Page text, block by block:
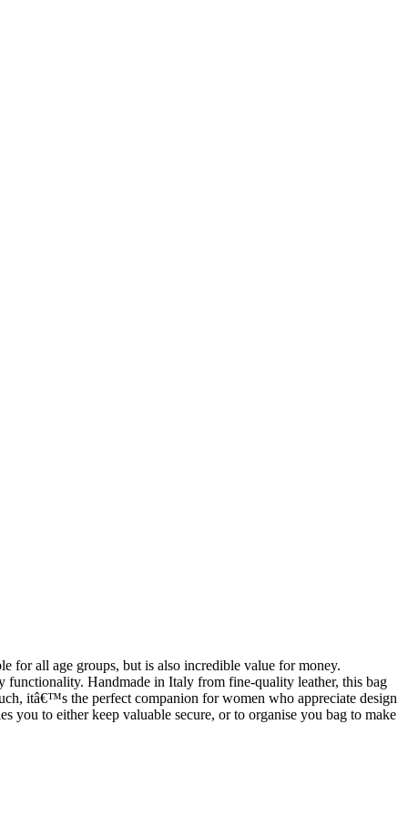
for all age groups, but is also incredible value for money.
functionality. Handmade in Italy from fine-quality leather, this bag
itâ€™s the perfect companion for women who appreciate design
you to either keep valuable secure, or to organise you bag to make